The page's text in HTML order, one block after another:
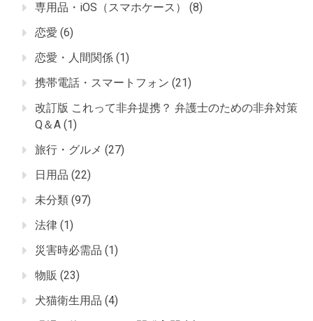
専用品・iOS（スマホケース）
(8)
恋愛 (6)
恋愛・人間関係 (1)
携帯電話・スマートフォン (21)
改訂版 これって非弁提携？ 弁護士のための非弁対策
Q＆A (1)
旅行・グルメ (27)
日用品 (22)
未分類 (97)
法律 (1)
災害時必需品 (1)
物販 (23)
犬猫衛生用品 (4)